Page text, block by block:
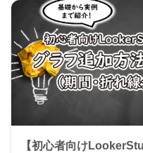
【初心者向け